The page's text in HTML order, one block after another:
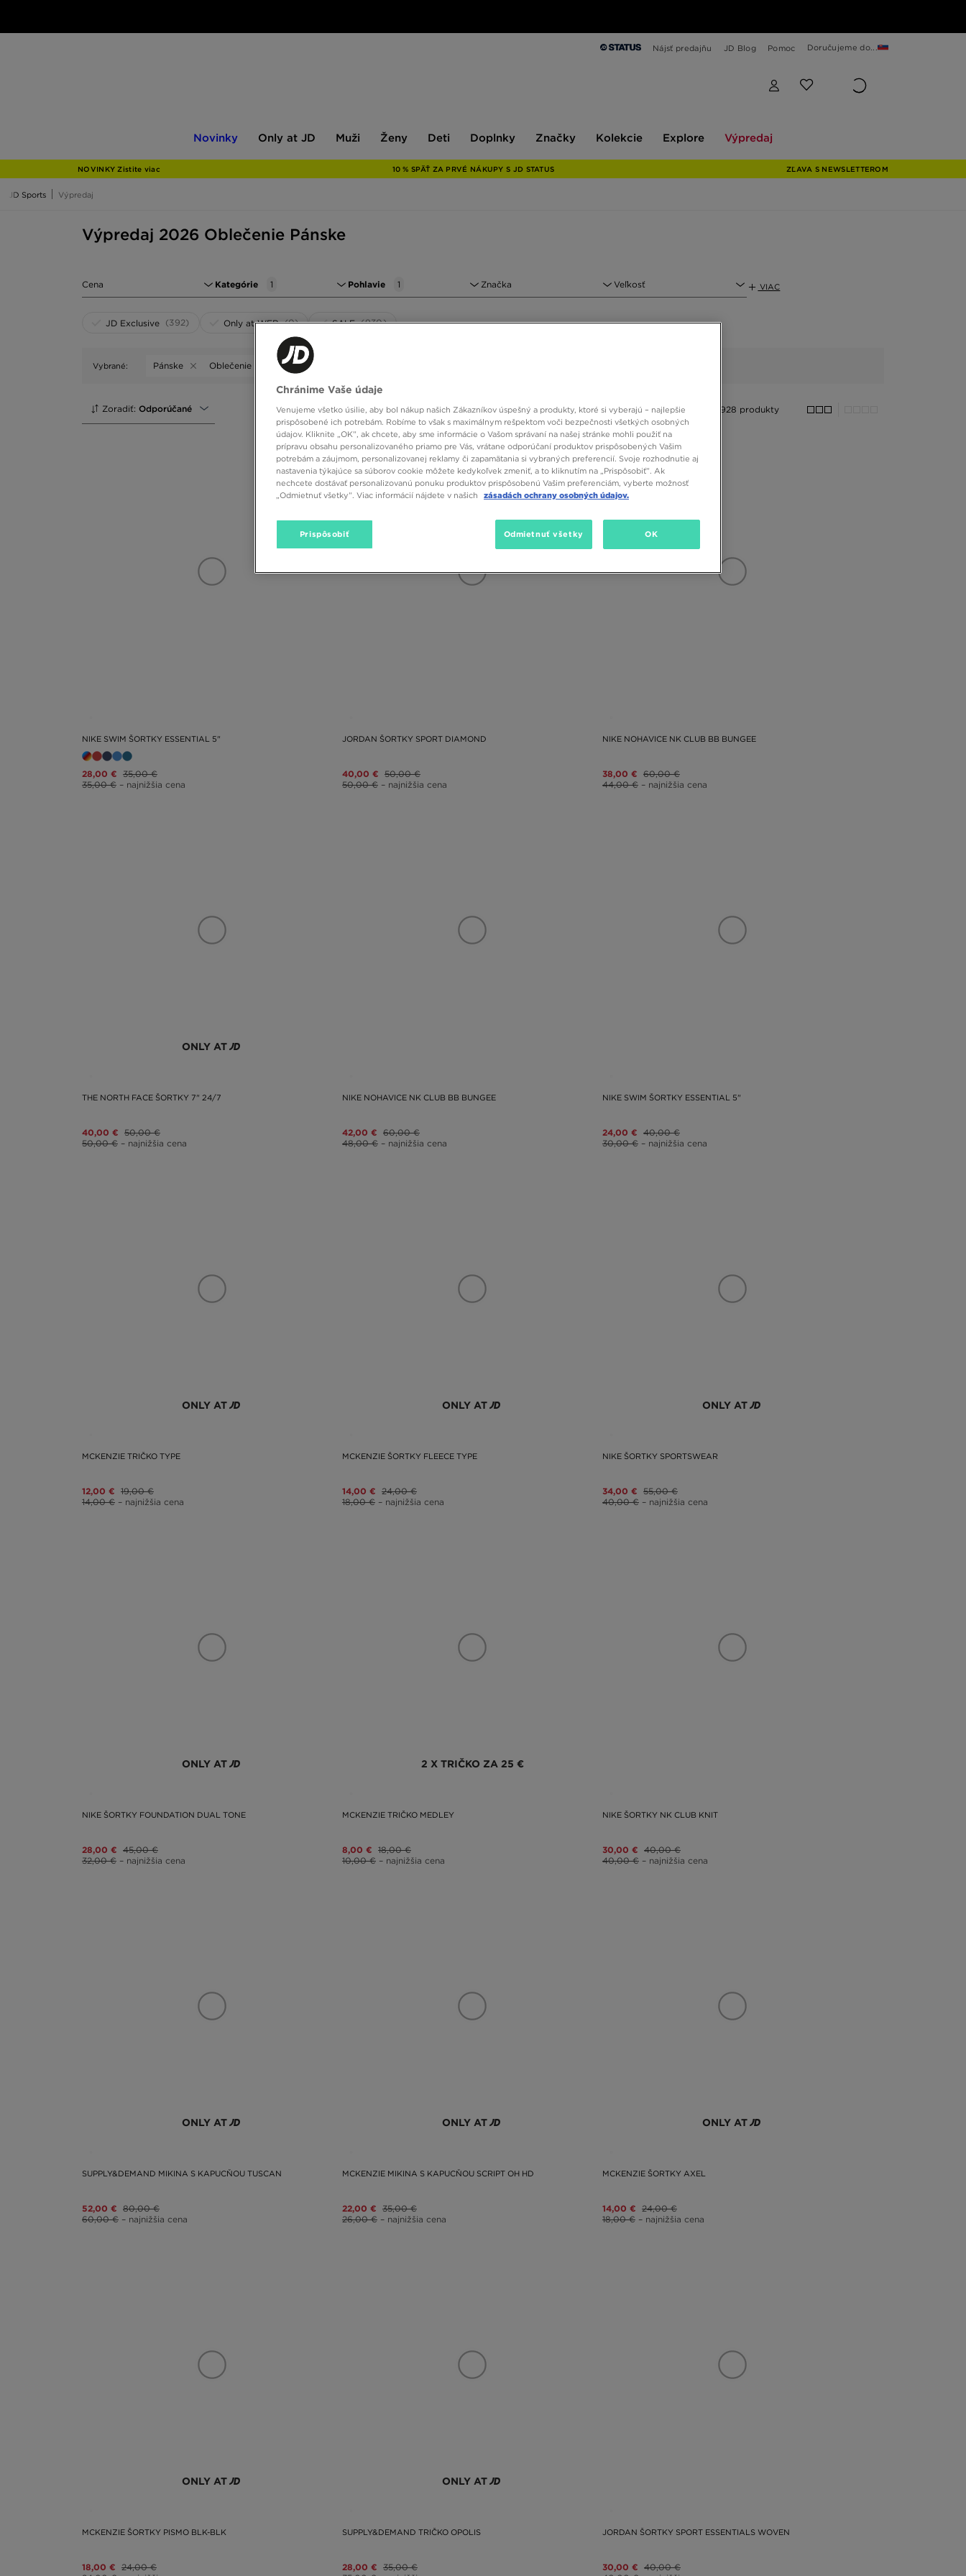
Nájsť predajňu JD Blog Pomoc Doručujeme do...
Novinky
JD
Only at JD Muži Ženy Deti Doplnky Značky Kolekcie Explore Výpredaj
NOVINKY Zistite viac 10 % SPÄŤ ZA PRVÉ NÁKUPY S JD STATUS ZĽAVA S NEWSLETTEROM
JD Sports Výpredaj
Výpredaj 2026 Oblečenie Pánske
Cena Kategórie 1 Pohlavie 1 Značka Veľkosť VIAC
JD Exclusive (392) Only at WEB (0) SALE (930)
Vybrané: Pánske Oblečenie Vyčistiť
Zoradiť: Odporúčané 928 produkty
NIKE SWIM ŠORTKY ESSENTIAL 5"
28,00 € 35,00 €
35,00 € – najnižšia cena
JORDAN ŠORTKY SPORT DIAMOND
40,00 € 50,00 €
50,00 € – najnižšia cena
NIKE NOHAVICE NK CLUB BB BUNGEE
38,00 € 60,00 €
44,00 € – najnižšia cena
ONLY AT
THE NORTH FACE ŠORTKY 7" 24/7
40,00 € 50,00 €
50,00 € – najnižšia cena
NIKE NOHAVICE NK CLUB BB BUNGEE
42,00 € 60,00 €
48,00 € – najnižšia cena
NIKE SWIM ŠORTKY ESSENTIAL 5"
24,00 € 40,00 €
30,00 € – najnižšia cena
ONLY AT
MCKENZIE TRIČKO TYPE
12,00 € 19,00 €
14,00 € – najnižšia cena
ONLY AT
MCKENZIE ŠORTKY FLEECE TYPE
14,00 € 24,00 €
18,00 € – najnižšia cena
ONLY AT
NIKE ŠORTKY SPORTSWEAR
34,00 € 55,00 €
40,00 € – najnižšia cena
ONLY AT
NIKE ŠORTKY FOUNDATION DUAL TONE
28,00 € 45,00 €
32,00 € – najnižšia cena
2 X TRIČKO ZA 25 €
MCKENZIE TRIČKO MEDLEY
8,00 € 18,00 €
10,00 € – najnižšia cena
NIKE ŠORTKY NK CLUB KNIT
30,00 € 40,00 €
40,00 € – najnižšia cena
ONLY AT
SUPPLY&DEMAND MIKINA S KAPUCŇOU TUSCAN
52,00 € 80,00 €
60,00 € – najnižšia cena
ONLY AT
MCKENZIE MIKINA S KAPUCŇOU SCRIPT OH HD
22,00 € 35,00 €
26,00 € – najnižšia cena
ONLY AT
MCKENZIE ŠORTKY AXEL
14,00 € 24,00 €
18,00 € – najnižšia cena
ONLY AT
MCKENZIE ŠORTKY PISMO BLK-BLK
18,00 € 24,00 €
ONLY AT
SUPPLY&DEMAND TRIČKO OPOLIS
28,00 € 35,00 €
JORDAN ŠORTKY SPORT ESSENTIALS WOVEN
30,00 € 40,00 €
Chránime Vaše údaje
Venujeme všetko úsilie, aby bol nákup našich Zákazníkov úspešný a produkty, ktoré si vyberajú – najlepšie
prispôsobené ich potrebám. Robíme to však s maximálnym rešpektom voči bezpečnosti všetkých osobných
údajov. Kliknite „OK”, ak chcete, aby sme informácie o Vašom správaní na našej stránke mohli použiť na
prípravu obsahu personalizovaného priamo pre Vás, vrátane odporúčaní produktov prispôsobených Vašim
potrebám a záujmom, personalizovanej reklamy či zapamätania si vybraných preferencií. Svoje rozhodnutie aj
nastavenia týkajúce sa súborov cookie môžete kedykoľvek zmeniť, a to kliknutím na „Prispôsobiť”. Ak
nechcete dostávať personalizovanú ponuku produktov prispôsobenú Vašim preferenciám, vyberte možnosť
„Odmietnuť všetky”. Viac informácií nájdete v našich
zásadách ochrany osobných údajov.
Prispôsobiť Odmietnuť všetky OK